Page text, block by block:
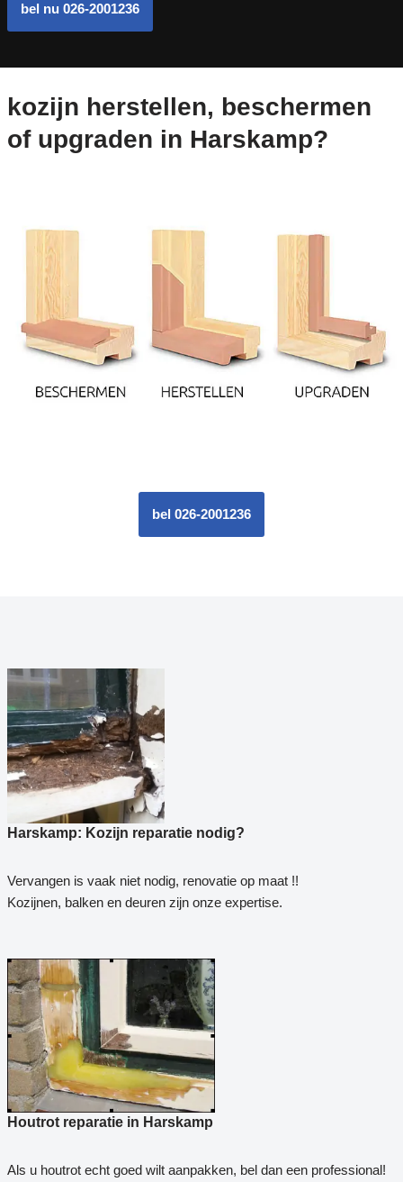
bel nu 026-2001236
kozijn herstellen, beschermen
of upgraden in Harskamp?
bel 026-2001236
Harskamp: Kozijn reparatie nodig?
Vervangen is vaak niet nodig, renovatie op maat !!
Kozijnen, balken en deuren zijn onze expertise.
Houtrot reparatie in Harskamp
Als u houtrot echt goed wilt aanpakken, bel dan een professional!